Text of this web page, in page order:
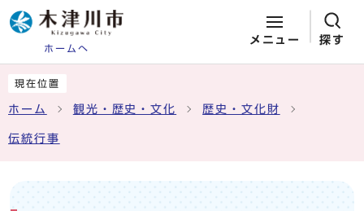
ホームへ
メニュー 探す
現在位置
ホーム 観光・歴史・文化 歴史・文化財
伝統行事